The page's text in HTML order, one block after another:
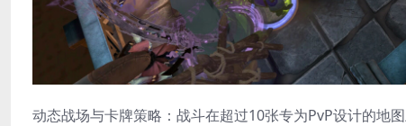
动态战场与卡牌策略​：战斗在超过10张专为PvP设计的地